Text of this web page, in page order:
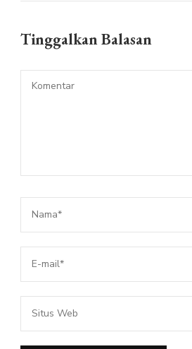
Tinggalkan Balasan